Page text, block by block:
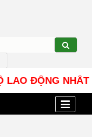
ĐỘNG NHÂT